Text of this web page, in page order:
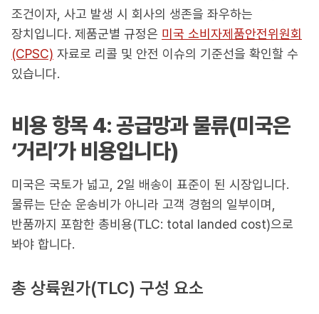
조건이자, 사고 발생 시 회사의 생존을 좌우하는
장치입니다. 제품군별 규정은 미국 소비자제품안전위원회
(CPSC) 자료로 리콜 및 안전 이슈의 기준선을 확인할 수
있습니다.
비용 항목 4: 공급망과 물류(미국은
‘거리’가 비용입니다)
미국은 국토가 넓고, 2일 배송이 표준이 된 시장입니다.
물류는 단순 운송비가 아니라 고객 경험의 일부이며,
반품까지 포함한 총비용(TLC: total landed cost)으로
봐야 합니다.
총 상륙원가(TLC) 구성 요소